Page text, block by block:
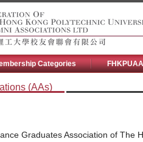
Categories
(AAs)
Graduates Association of The